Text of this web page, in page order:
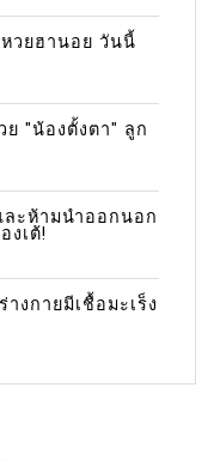
วยฮานอย วันนี้
ย "น้องตั้งตา" ลูก
ละห้ามนำออกนอก
งเต้!
งกายมีเชื้อมะเร็ง